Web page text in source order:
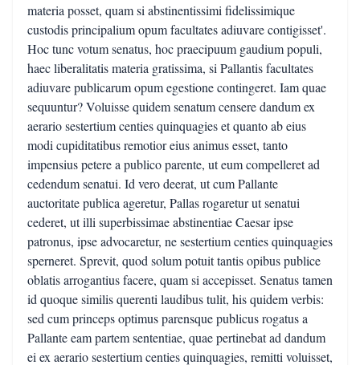
materia posset, quam si abstinentissimi fidelissimique
custodis principalium opum facultates adiuvare contigisset'.
Hoc tunc votum senatus, hoc praecipuum gaudium populi,
haec liberalitatis materia gratissima, si Pallantis facultates
adiuvare publicarum opum egestione contingeret. Iam quae
sequuntur? Voluisse quidem senatum censere dandum ex
aerario sestertium centies quinquagies et quanto ab eius
modi cupiditatibus remotior eius animus esset, tanto
impensius petere a publico parente, ut eum compelleret ad
cedendum senatui. Id vero deerat, ut cum Pallante
auctoritate publica ageretur, Pallas rogaretur ut senatui
cederet, ut illi superbissimae abstinentiae Caesar ipse
patronus, ipse advocaretur, ne sestertium centies quinquagies
sperneret. Sprevit, quod solum potuit tantis opibus publice
oblatis arrogantius facere, quam si accepisset. Senatus tamen
id quoque similis querenti laudibus tulit, his quidem verbis:
sed cum princeps optimus parensque publicus rogatus a
Pallante eam partem sententiae, quae pertinebat ad dandum
ei ex aerario sestertium centies quinquagies, remitti voluisset,